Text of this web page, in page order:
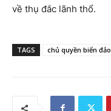
về thụ đắc lãnh thổ.
TAGS chủ quyền biển đảo